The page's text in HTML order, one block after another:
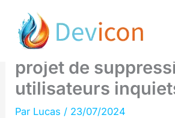
contenu
Cookies tiers de
Google abandonne
projet de
utilisateurs
Par Lucas / 23/07/2024